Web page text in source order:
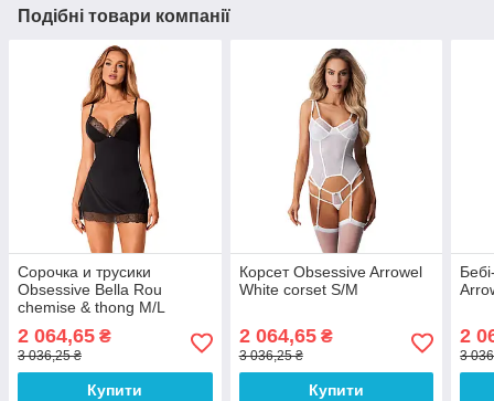
Подібні товари компанії
Сорочка и трусики
Obsessive Bella Rou
chemise & thong M/L
2 064,65 ₴
3 036,25 ₴
Купити
Корсет Obsessive Arrowel
White corset S/M
2 064,65₴
3 036,25 ₴
Купити
2
3